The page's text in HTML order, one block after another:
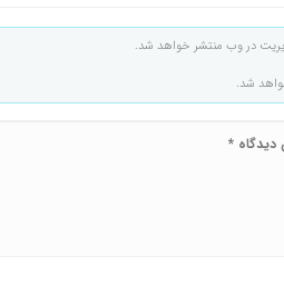
در وب منتشر خواهد شد.
شد.